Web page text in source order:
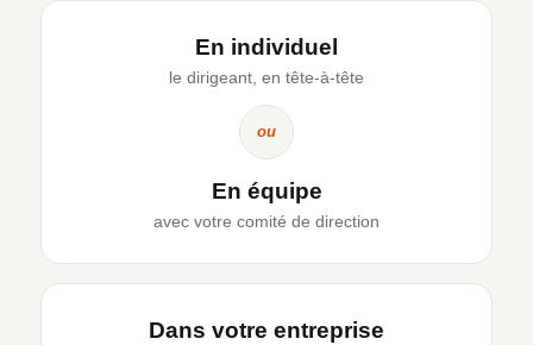
En individuel
le dirigeant, en tête-à-tête
ou
En équipe
avec votre comité de direction
Dans votre entreprise